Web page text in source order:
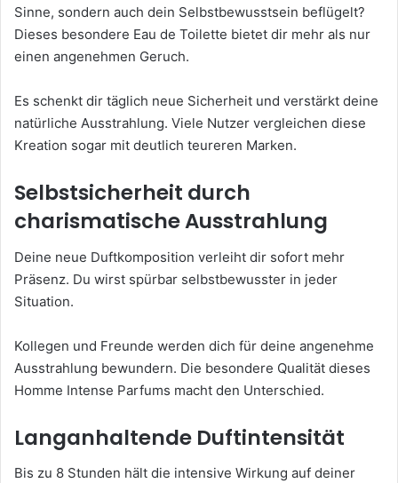
Sinne, sondern auch dein Selbstbewusstsein beflügelt?
Dieses besondere Eau de Toilette bietet dir mehr als nur
einen angenehmen Geruch.
Es schenkt dir täglich neue Sicherheit und verstärkt deine
natürliche Ausstrahlung. Viele Nutzer vergleichen diese
Kreation sogar mit deutlich teureren Marken.
Selbstsicherheit durch
charismatische Ausstrahlung
Deine neue Duftkomposition verleiht dir sofort mehr
Präsenz. Du wirst spürbar selbstbewusster in jeder
Situation.
Kollegen und Freunde werden dich für deine angenehme
Ausstrahlung bewundern. Die besondere Qualität dieses
Homme Intense Parfums macht den Unterschied.
Langanhaltende Duftintensität
Bis zu 8 Stunden hält die intensive Wirkung auf deiner